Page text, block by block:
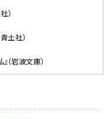
）
土社）
（岩波文庫）